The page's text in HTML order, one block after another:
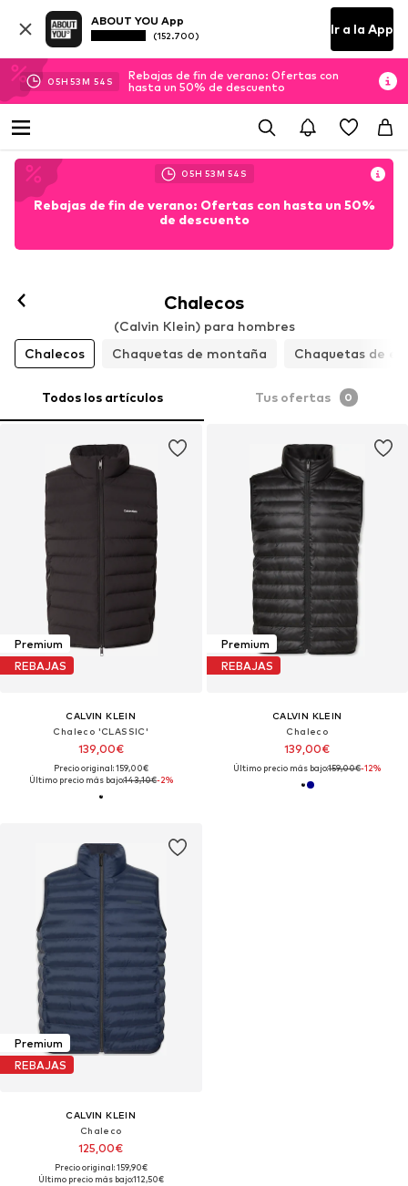
ABOUT YOU App
(152.700) Ir a la App
05H 53M 53 S
Rebajas de fin de verano: Ofertas con
hasta un 50% de descuento
05H 53M 53 S
Rebajas de fin de verano: Ofertas con hasta un 50%
de descuento
Chalecos
(Calvin Klein) para hombres
Chalecos
Chaquetas de montaña Chaquetas de
Todos los artículos Tus ofertas 0
Premium
REBAJAS
CALVIN KLEIN
Chaleco 'CLASSIC'
139,00€
Precio original: 159,00€
Último precio más bajo:143,10€-2%
Premium
REBAJAS
CALVIN KLEIN
Chaleco
139,00€
Último precio más bajo:159,00€-12%
Premium
REBAJAS
CALVIN KLEIN
Chaleco
125,00€
Precio original: 159,90€
Último precio más bajo:112,50€